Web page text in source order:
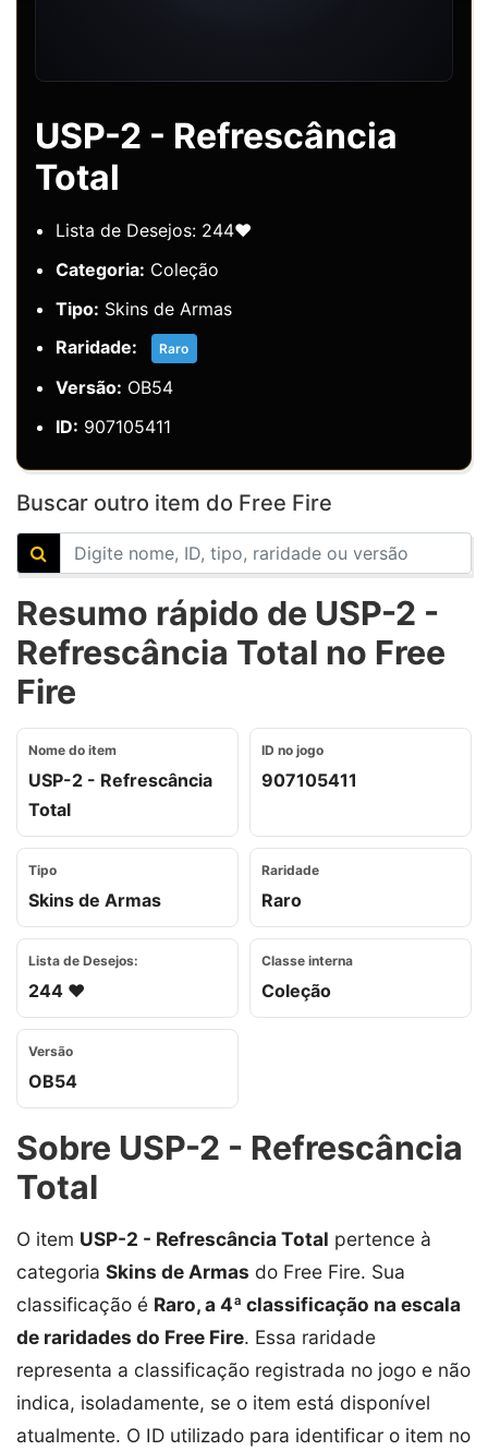
USP-2 - Refrescância
Total
Lista de Desejos: 244❤️
Categoria: Coleção
Tipo: Skins de Armas
Raridade:
Raro
Versão: OB54
ID: 907105411
Buscar outro item do Free Fire
Resumo rápido de USP-2 -
Refrescância Total no Free
Fire
Nome do item
USP-2 - Refrescância
Total
ID no jogo
907105411
Tipo
Skins de Armas
Raridade
Raro
Lista de Desejos:
244 ❤️
Classe interna
Coleção
Versão
OB54
Sobre USP-2 - Refrescância
Total
O item USP-2 - Refrescância Total pertence à
categoria Skins de Armas do Free Fire. Sua
classificação é Raro, a 4ª classificação na escala
de raridades do Free Fire. Essa raridade
representa a classificação registrada no jogo e não
indica, isoladamente, se o item está disponível
atualmente. O ID utilizado para identificar o item no